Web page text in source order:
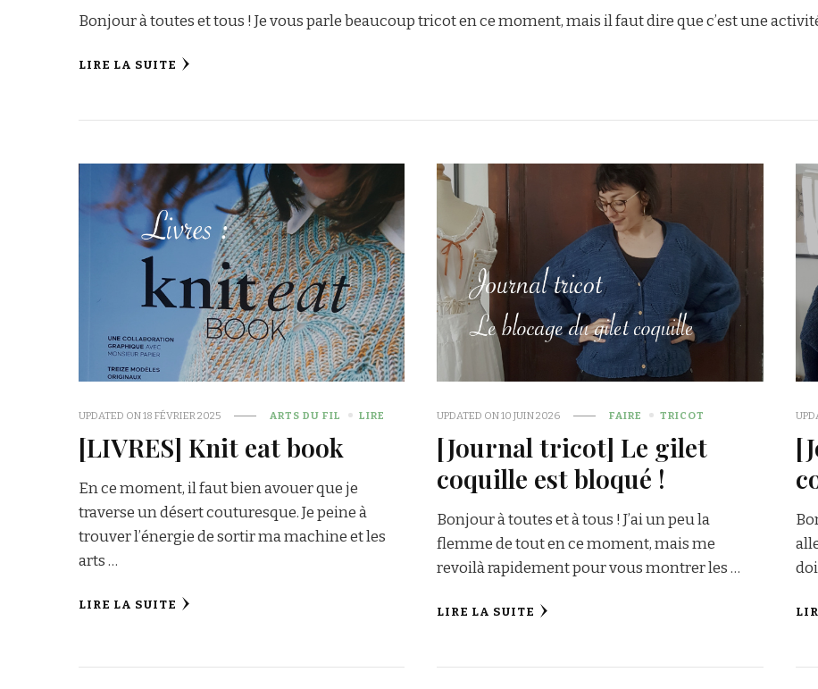
Bonjour à toutes et tous ! Je vous parle beaucoup tricot en ce moment, mais il faut dire que c’est une
LIRE LA SUITE
UPDATED ON18 FÉVRIER 2025 ARTS DU FIL LIRE
[LIVRES] Knit eat book
En ce moment, il faut bien avouer que je
traverse un désert couturesque. Je peine à
trouver l’énergie de sortir ma machine et les
arts …
LIRE LA SUITE
UPDATED ON10 JUIN 2026 FAIRE TRICOT
[Journal tricot] Le gilet
coquille est bloqué !
Bonjour à toutes et à tous ! J’ai un peu la
flemme de tout en ce moment, mais me
revoilà rapidement pour vous montrer les …
LIRE LA SUITE